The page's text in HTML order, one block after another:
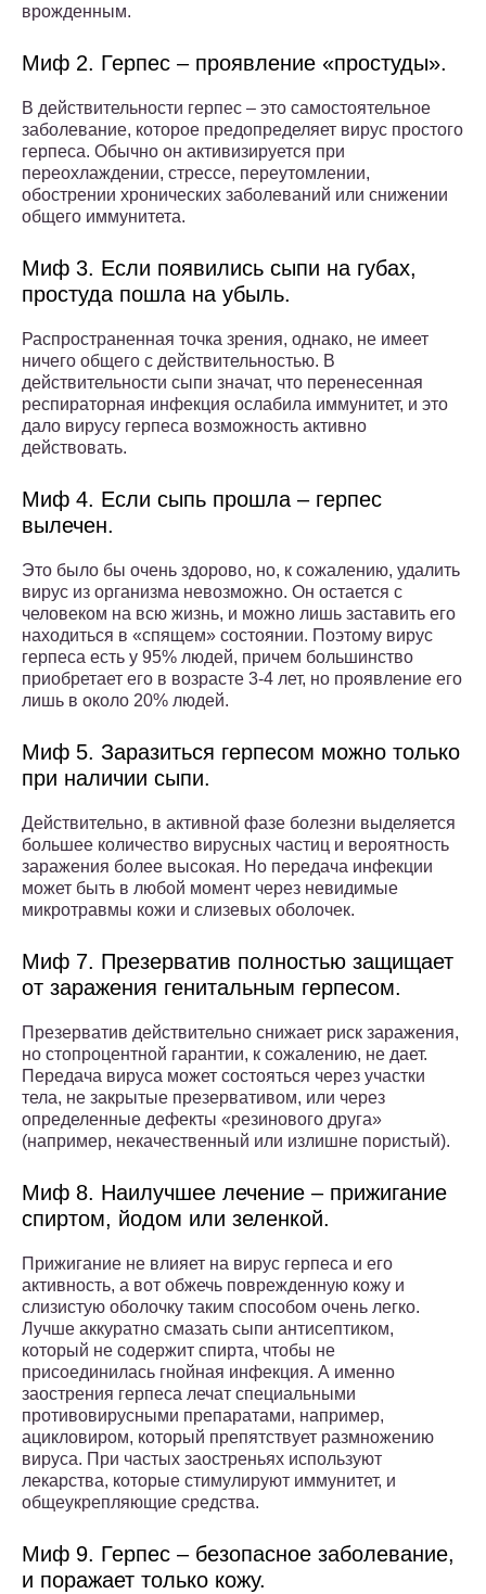
врожденным.
Миф 2. Герпес – проявление «простуды».
В действительности герпес – это самостоятельное
заболевание, которое предопределяет вирус простого
герпеса. Обычно он активизируется при
переохлаждении, стрессе, переутомлении,
обострении хронических заболеваний или снижении
общего иммунитета.
Миф 3. Если появились сыпи на губах,
простуда пошла на убыль.
Распространенная точка зрения, однако, не имеет
ничего общего с действительностью. В
действительности сыпи значат, что перенесенная
респираторная инфекция ослабила иммунитет, и это
дало вирусу герпеса возможность активно
действовать.
Миф 4. Если сыпь прошла – герпес
вылечен.
Это было бы очень здорово, но, к сожалению, удалить
вирус из организма невозможно. Он остается с
человеком на всю жизнь, и можно лишь заставить его
находиться в «спящем» состоянии. Поэтому вирус
герпеса есть у 95% людей, причем большинство
приобретает его в возрасте 3-4 лет, но проявление его
лишь в около 20% людей.
Миф 5. Заразиться герпесом можно только
при наличии сыпи.
Действительно, в активной фазе болезни выделяется
большее количество вирусных частиц и вероятность
заражения более высокая. Но передача инфекции
может быть в любой момент через невидимые
микротравмы кожи и слизевых оболочек.
Миф 7. Презерватив полностью защищает
от заражения генитальным герпесом.
Презерватив действительно снижает риск заражения,
но стопроцентной гарантии, к сожалению, не дает.
Передача вируса может состояться через участки
тела, не закрытые презервативом, или через
определенные дефекты «резинового друга»
(например, некачественный или излишне пористый).
Миф 8. Наилучшее лечение – прижигание
спиртом, йодом или зеленкой.
Прижигание не влияет на вирус герпеса и его
активность, а вот обжечь поврежденную кожу и
слизистую оболочку таким способом очень легко.
Лучше аккуратно смазать сыпи антисептиком,
который не содержит спирта, чтобы не
присоединилась гнойная инфекция. А именно
заострения герпеса лечат специальными
противовирусными препаратами, например,
ацикловиром, который препятствует размножению
вируса. При частых заостреньях используют
лекарства, которые стимулируют иммунитет, и
общеукрепляющие средства.
Миф 9. Герпес – безопасное заболевание,
и поражает только кожу.